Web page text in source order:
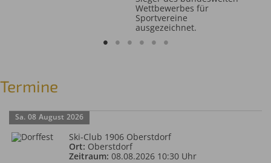
Wettbewerbes für
Sportvereine
ausgezeichnet.
Termine
Sa. 08 August 2026
Ski-Club 1906 Oberstdorf
Ort: Oberstdorf
Zeitraum: 08.08.2026 10:30 Uhr